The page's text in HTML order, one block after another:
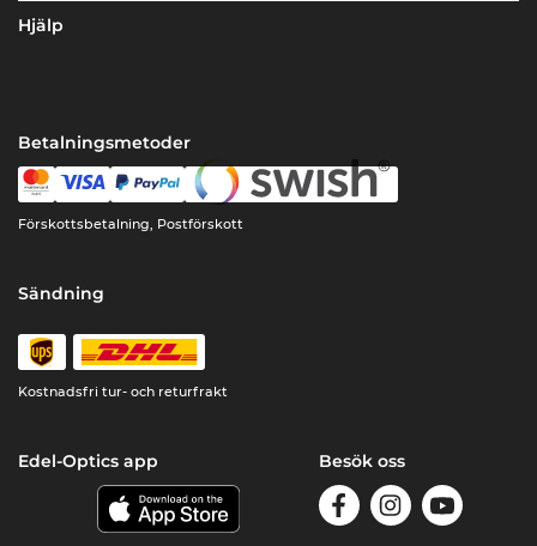
Hjälp
Betalningsmetoder
Förskottsbetalning, Postförskott
Sändning
Kostnadsfri tur- och returfrakt
Edel-Optics app Besök oss